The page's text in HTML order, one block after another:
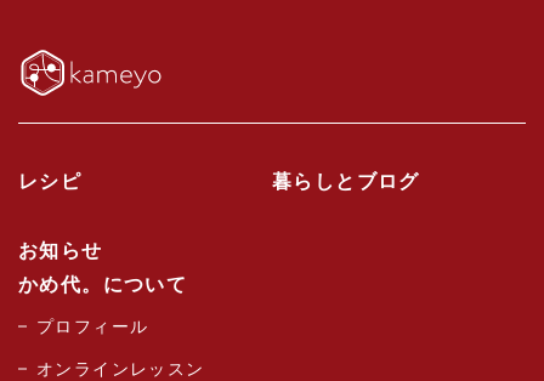
レシピ 暮らしとブログ
お知らせ
かめ代。について
プロフィール
オンラインレッスン